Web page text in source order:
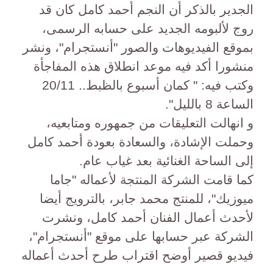
الجدير بالذكر أن النجم أحمد كامل كان قد
روج لألبومه الجديد على حسابه الرسمى،
بموقع الفيديوهات والصور "أنستجرام"، ونشر
منشورا أكد فيه موعد انطلاق هذه المفاجأة
وكتب فيه: " كمان أسبوع بالظبط.. 20/11
الساعة 8 بالليل".
و انهالت التعليقات من جمهوره ومتابعيه،
وحملت الإشادة، والسعادة بعودة أحمد كامل
إلى الساحة الغنائية بعد غياب عام.
كما قامت الشركة المنتجة لأعماله "جاما
ميوزيك"، للمنتج محمد جابر، بالترويج أيضا
لأحدث أعمال الفنان أحمد كامل، ونشرت
الشركة عبر حسابها على موقع "أنستجرام"،
فيديو قصير أوضح اقتراب طرح أحدث أعماله